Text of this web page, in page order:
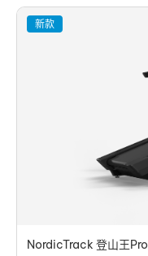
新款
NordicTrack 登山王Pro